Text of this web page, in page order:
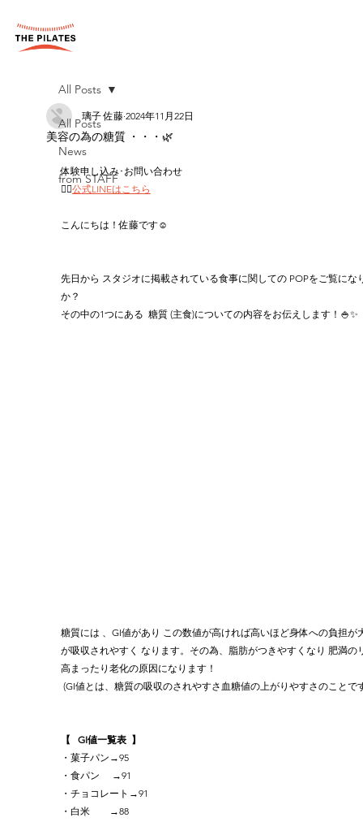
All Posts
News
from STAFF
All Posts
美容の為の糖質 ・・・🌿‬
璃子 佐藤 2024年11月22日
体験申し込み･お問い合わせ
👉🏻公式LINEはこちら
こんにちは！佐藤です☺️
先日から スタジオに掲載されている食事に関しての POPをご覧にな
か？
その中の1つにある  糖質 (主食)についての内容をお伝えします！🍚✨️
糖質には 、GI値があり この数値が高ければ高いほど身体への負担が
が吸収されやすく なります。その為、脂肪がつきやすくなり 肥満の
高まったり老化の原因になります！
(GI値とは、糖質の吸収のされやすさ血糖値の上がりやすさのことで
【⠀GI値一覧表  】
・菓子パン→95
・食パン     →91
・チョコレート→91
・白米        →88